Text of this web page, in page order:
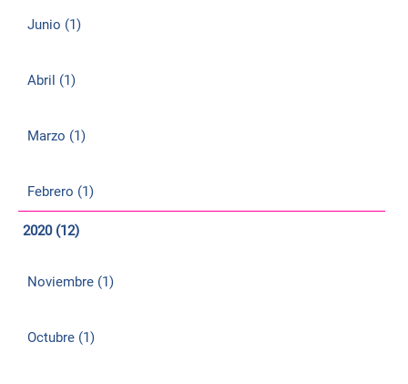
Junio (1)
Abril (1)
Marzo (1)
Febrero (1)
2020 (12)
Noviembre (1)
Octubre (1)